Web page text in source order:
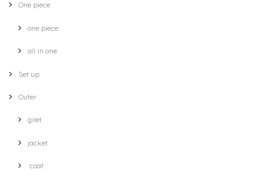
One piece
one piece
all in one
Set up
Outer
gilet
jacket
coat